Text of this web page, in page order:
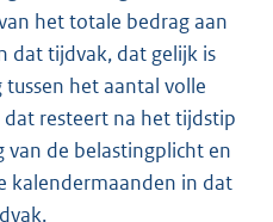
het totale bedrag aan
dat tijdvak, dat gelijk is
het aantal volle
resteert na het tijdstip
van de belastingplicht en
kalendermaanden in dat